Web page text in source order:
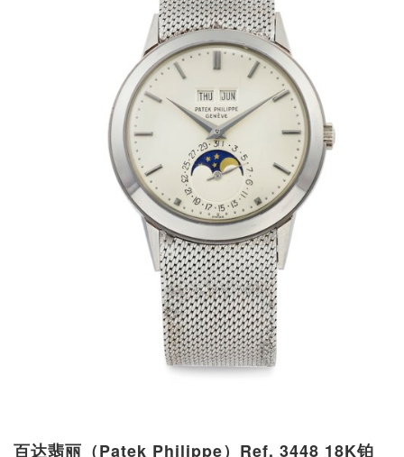
百达翡丽（Patek Philippe）Ref. 3448 18K铂